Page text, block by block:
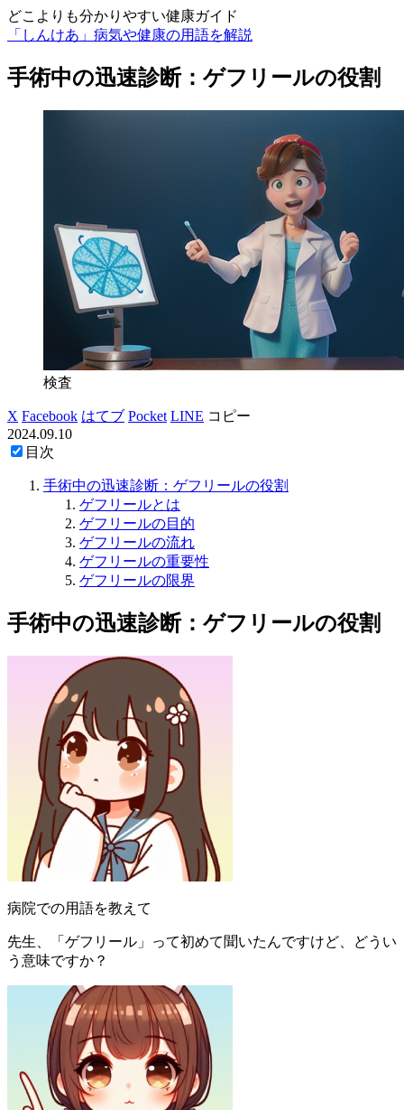
どこよりも分かりやすい健康ガイド
「しんけあ」病気や健康の用語を解説
手術中の迅速診断：ゲフリールの役割
検査
X Facebook はてブ Pocket LINE コピー
2024.09.10
目次
手術中の迅速診断：ゲフリールの役割
ゲフリールとは
ゲフリールの目的
ゲフリールの流れ
ゲフリールの重要性
ゲフリールの限界
手術中の迅速診断：ゲフリールの役割
病院での用語を教えて
先生、「ゲフリール」って初めて聞いたんですけど、どうい
う意味ですか？